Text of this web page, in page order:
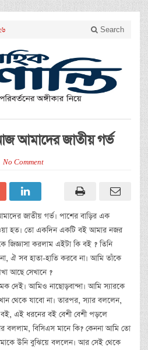
Search
আমাদের জাতীয় গর্ভ
No Comment
জাতীয় গর্ভ। পাশের বাড়ির এক
হত। তো একদিন একটি বই আমার নজর
জিজ্ঞাসা করলাম এইটা কি বই ? তিনি
ঐ সব হাতা-হাতি করবে না। আমি তাঁকে
আছে সেখানে ?
দেই। আমিও নাছোড়বান্দা। আমি স্যারকে
থেকে যাবো না। তারপর, স্যার বললেন,
এই ধরনের বই বেশী বেশী পড়লে
বললাম, বিসিএস মানে কি? কেননা আমি তো
উনি বুঝিয়ে বললেন। আর সেই থেকে